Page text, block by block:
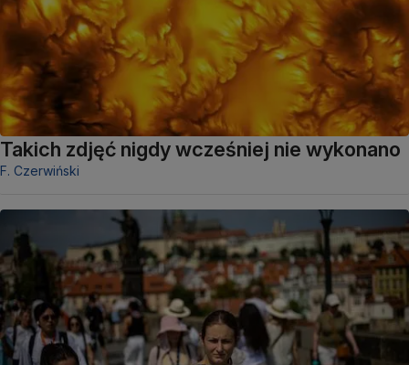
Takich zdjęć nigdy wcześniej nie wykonano
F. Czerwiński